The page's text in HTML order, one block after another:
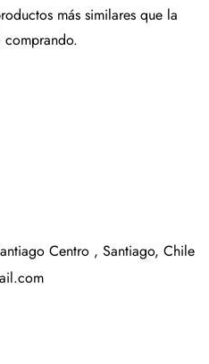
más similares que la
comprando.
Centro , Santiago, Chile